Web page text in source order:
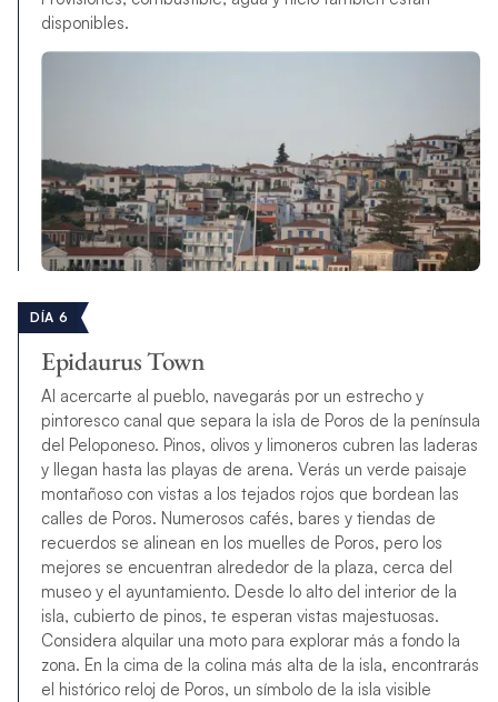
disponibles.
DÍA 6
Epidaurus Town
Al acercarte al pueblo, navegarás por un estrecho y
pintoresco canal que separa la isla de Poros de la península
del Peloponeso. Pinos, olivos y limoneros cubren las laderas
y llegan hasta las playas de arena. Verás un verde paisaje
montañoso con vistas a los tejados rojos que bordean las
calles de Poros. Numerosos cafés, bares y tiendas de
recuerdos se alinean en los muelles de Poros, pero los
mejores se encuentran alrededor de la plaza, cerca del
museo y el ayuntamiento. Desde lo alto del interior de la
isla, cubierto de pinos, te esperan vistas majestuosas.
Considera alquilar una moto para explorar más a fondo la
zona. En la cima de la colina más alta de la isla, encontrarás
el histórico reloj de Poros, un símbolo de la isla visible